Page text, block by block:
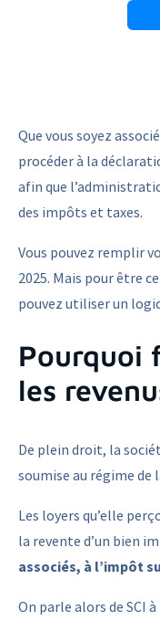
Que vous soyez
procéder à la
afin que
des impôts et taxes.
Vous pouvez remplir
2025. Mais pour être
pouvez utiliser un
Pourquoi
les
De plein droit, la
soumise au régime de
Les loyers qu’elle
la revente d’un bien
associés, à l’impôt
On parle alors de SCI à